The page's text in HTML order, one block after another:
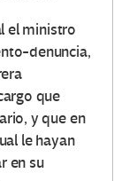
el ministro
denuncia,
que
y que en
le hayan
en su